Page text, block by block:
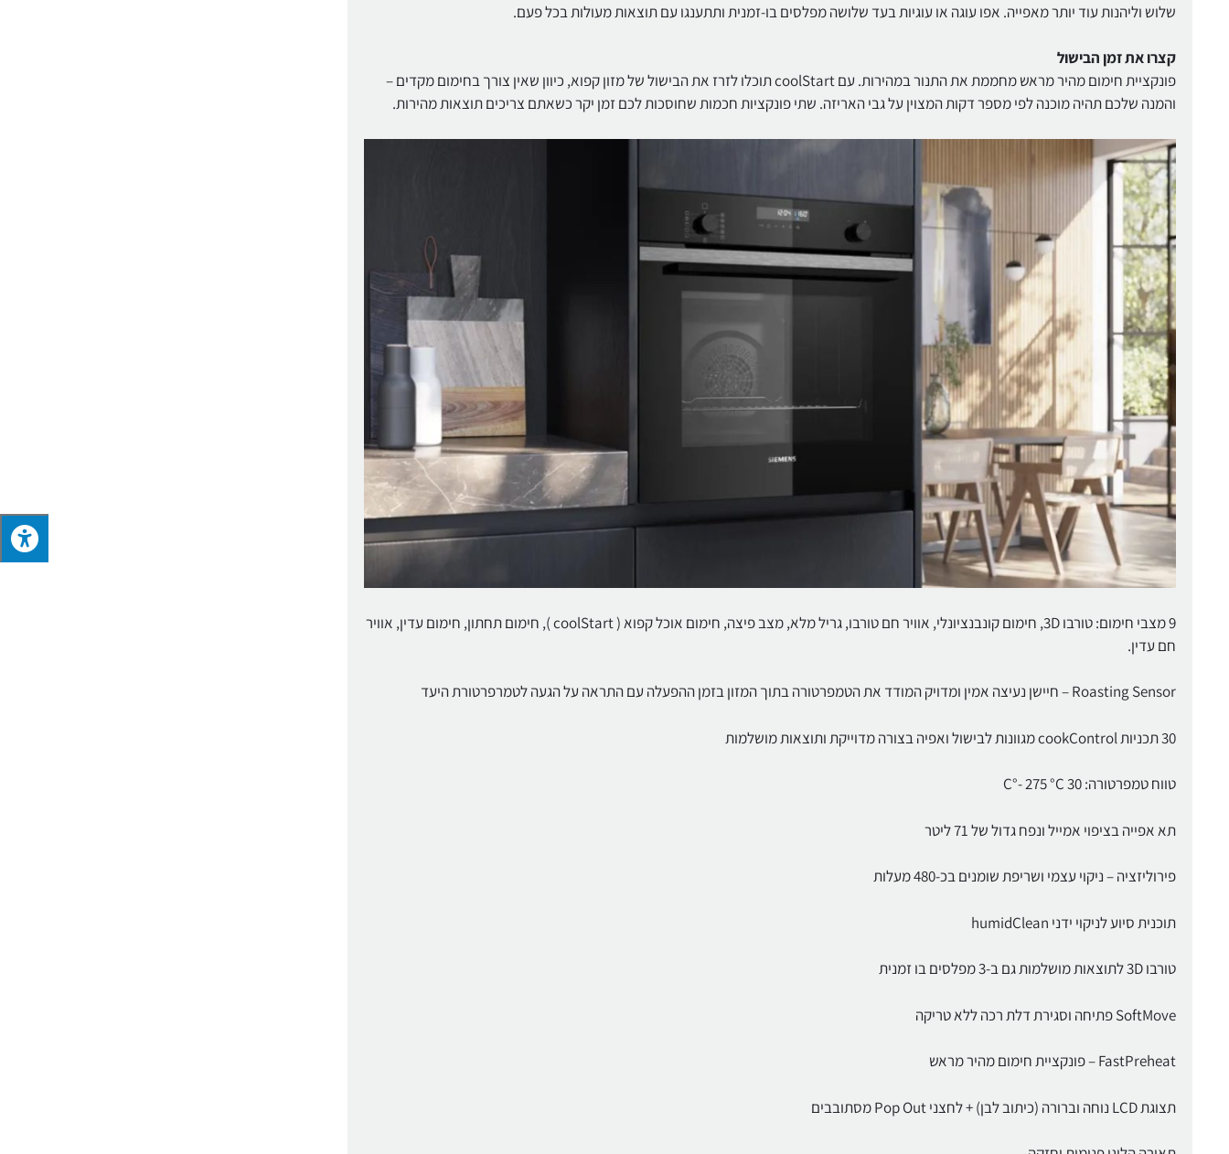
שלוש וליהנות עוד יותר מאפייה. אפו עוגה או עוגיות בעד שלושה מפלסים בו‑זמנית ותתענגו עם תוצאות מעולות בכל פעם.
קצרו את זמן הבישול
פונקציית חימום מהיר מראש מחממת את התנור במהירות. עם coolStart תוכלו לזרז את הבישול של מזון קפוא, כיוון שאין צורך בחימום מקדים –
והמנה שלכם תהיה מוכנה לפי מספר דקות המצוין על גבי האריזה. שתי פונקציות חכמות שחוסכות לכם זמן יקר כשאתם צריכים תוצאות מהירות.
9 מצבי חימום: טורבו 3D, חימום קונבנציונלי, אוויר חם טורבו, גריל מלא, מצב פיצה, חימום אוכל קפוא ( coolStart ), חימום תחתון, חימום עדין, אוויר
חם עדין.
Roasting Sensor – חיישן נעיצה אמין ומדויק המודד את הטמפרטורה בתוך המזון בזמן ההפעלה עם התראה על הגעה לטמרפרטורת היעד
30 תכניות cookControl מגוונות לבישול ואפיה בצורה מדוייקת ותוצאות מושלמות
טווח טמפרטורה: 30 C°- 275 °C
תא אפייה בציפוי אמייל ונפח גדול של 71 ליטר
פירוליזציה – ניקוי עצמי ושריפת שומנים בכ-480 מעלות
תוכנית סיוע לניקוי ידני humidClean
טורבו 3D לתוצאות מושלמות גם ב-3 מפלסים בו זמנית
SoftMove פתיחה וסגירת דלת רכה ללא טריקה
FastPreheat – פונקציית חימום מהיר מראש
תצוגת LCD נוחה וברורה (כיתוב לבן) + לחצני Pop Out מסתובבים